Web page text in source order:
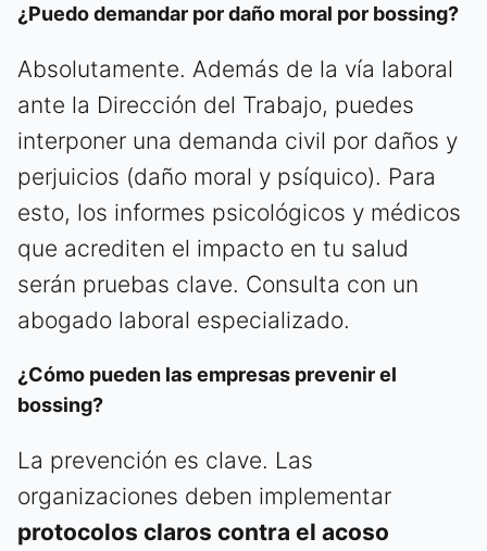
¿Puedo demandar por daño moral por bossing?
Absolutamente. Además de la vía laboral
ante la Dirección del Trabajo, puedes
interponer una demanda civil por daños y
perjuicios (daño moral y psíquico). Para
esto, los informes psicológicos y médicos
que acrediten el impacto en tu salud
serán pruebas clave. Consulta con un
abogado laboral especializado.
¿Cómo pueden las empresas prevenir el
bossing?
La prevención es clave. Las
organizaciones deben implementar
protocolos claros contra el acoso